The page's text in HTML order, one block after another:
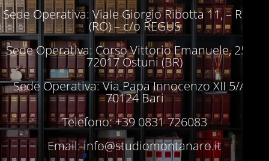
Sede Operativa: Viale Giorgio Ribotta 11, – Roma
(RO) – c/o REGUS
Sede Operativa: Corso Vittorio Emanuele, 250 –
72017 Ostuni (BR)
Sede Operativa: Via Papa Innocenzo XII 5/A –
70124 Bari
Telefono: +39 0831 726083
Email:info@studiomontanaro.it